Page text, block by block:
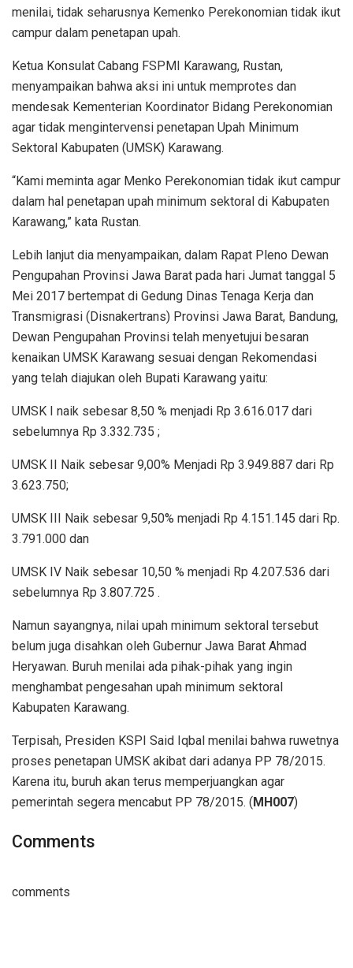
menilai, tidak seharusnya Kemenko Perekonomian tidak ikut
campur dalam penetapan upah.
Ketua Konsulat Cabang FSPMI Karawang, Rustan,
menyampaikan bahwa aksi ini untuk memprotes dan
mendesak Kementerian Koordinator Bidang Perekonomian
agar tidak mengintervensi penetapan Upah Minimum
Sektoral Kabupaten (UMSK) Karawang.
“Kami meminta agar Menko Perekonomian tidak ikut campur
dalam hal penetapan upah minimum sektoral di Kabupaten
Karawang,” kata Rustan.
Lebih lanjut dia menyampaikan, dalam Rapat Pleno Dewan
Pengupahan Provinsi Jawa Barat pada hari Jumat tanggal 5
Mei 2017 bertempat di Gedung Dinas Tenaga Kerja dan
Transmigrasi (Disnakertrans) Provinsi Jawa Barat, Bandung,
Dewan Pengupahan Provinsi telah menyetujui besaran
kenaikan UMSK Karawang sesuai dengan Rekomendasi
yang telah diajukan oleh Bupati Karawang yaitu:
UMSK I naik sebesar 8,50 % menjadi Rp 3.616.017 dari
sebelumnya Rp 3.332.735 ;
UMSK II Naik sebesar 9,00% Menjadi Rp 3.949.887 dari Rp
3.623.750;
UMSK III Naik sebesar 9,50% menjadi Rp 4.151.145 dari Rp.
3.791.000 dan
UMSK IV Naik sebesar 10,50 % menjadi Rp 4.207.536 dari
sebelumnya Rp 3.807.725 .
Namun sayangnya, nilai upah minimum sektoral tersebut
belum juga disahkan oleh Gubernur Jawa Barat Ahmad
Heryawan. Buruh menilai ada pihak-pihak yang ingin
menghambat pengesahan upah minimum sektoral
Kabupaten Karawang.
Terpisah, Presiden KSPI Said Iqbal menilai bahwa ruwetnya
proses penetapan UMSK akibat dari adanya PP 78/2015.
Karena itu, buruh akan terus memperjuangkan agar
pemerintah segera mencabut PP 78/2015. (MH007)
Comments
comments